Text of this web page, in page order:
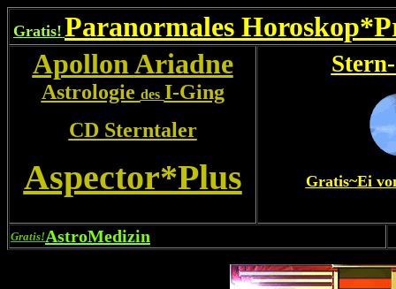
Gratis! Paranormales
ApollonAriadne
Astrologie des I-Ging
CD Sterntaler
Aspector*Plus Gratis~Ei
Gratis!AstroMedizin